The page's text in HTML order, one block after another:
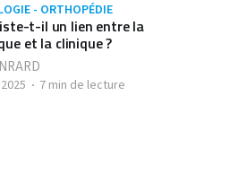
- ORTHOPÉDIE
t-il un lien entre la
et la clinique ?
7 min de lecture